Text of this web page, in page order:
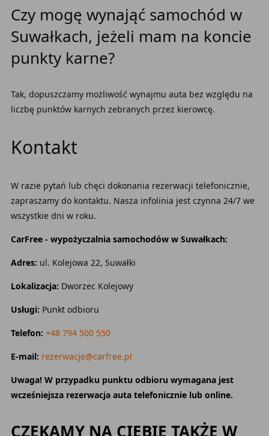
Czy mogę wynająć samochód w
Suwałkach, jeżeli mam na koncie
punkty karne?
Tak, dopuszczamy możliwość wynajmu auta bez względu na
liczbę punktów karnych zebranych przez kierowcę.
Kontakt
W razie pytań lub chęci dokonania rezerwacji telefonicznie,
zapraszamy do kontaktu. Nasza infolinia jest czynna 24/7 we
wszystkie dni w roku.
CarFree - wypożyczalnia samochodów w Suwałkach:
Adres: ul. Kolejowa 22, Suwałki
Lokalizacja: Dworzec Kolejowy
Usługi: Punkt odbioru
Telefon: +48 794 500 550
E-mail: rezerwacje@carfree.pl
Uwaga! W przypadku punktu odbioru wymagana jest
wcześniejsza rezerwacja auta telefonicznie lub online.
CZEKAMY NA CIEBIE TAKŻE W